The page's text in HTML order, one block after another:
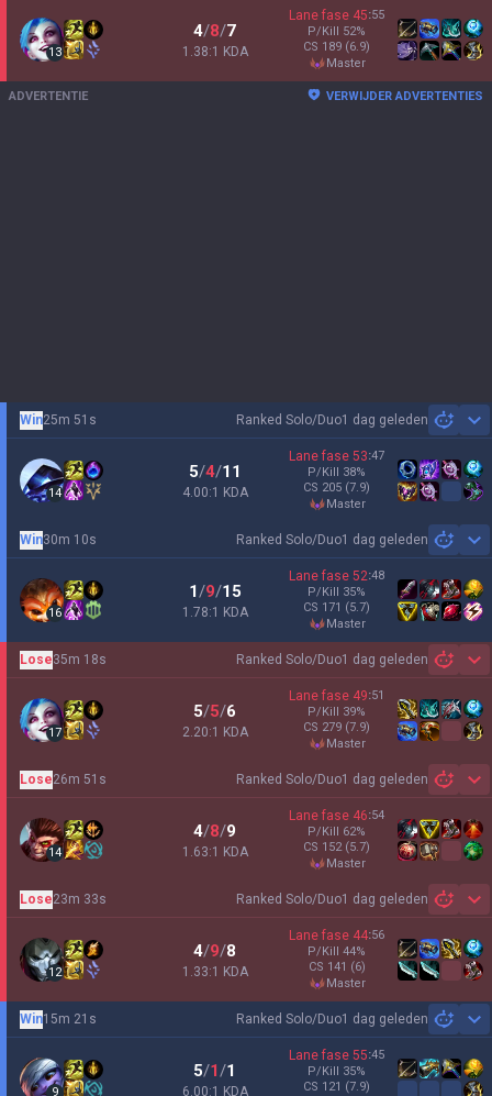
13
4/8/7
1.38:1 KDA
Lane fase 45:55
P/Kill 52%
CS 189 (6.9)
master
ADVERTENTIE VERWIJDER ADVERTENTIES
Ranked Solo/Duo1 dag geleden
Win25m 51s
14
5/4/11
4.00:1 KDA
Lane fase 53:47
P/Kill 38%
CS 205 (7.9)
master
Ranked Solo/Duo1 dag geleden
Win30m 10s
16
1/9/15
1.78:1 KDA
Lane fase 52:48
P/Kill 35%
CS 171 (5.7)
master
Ranked Solo/Duo1 dag geleden
Lose35m 18s
17
5/5/6
2.20:1 KDA
Lane fase 49:51
P/Kill 39%
CS 279 (7.9)
master
Ranked Solo/Duo1 dag geleden
Lose26m 51s
14
4/8/9
1.63:1 KDA
Lane fase 46:54
P/Kill 62%
CS 152 (5.7)
master
Ranked Solo/Duo1 dag geleden
Lose23m 33s
12
4/9/8
1.33:1 KDA
Lane fase 44:56
P/Kill 44%
CS 141 (6)
master
Ranked Solo/Duo1 dag geleden
Win15m 21s
9
5/1/1
6.00:1 KDA
Lane fase 55:45
P/Kill 35%
CS 121 (7.9)